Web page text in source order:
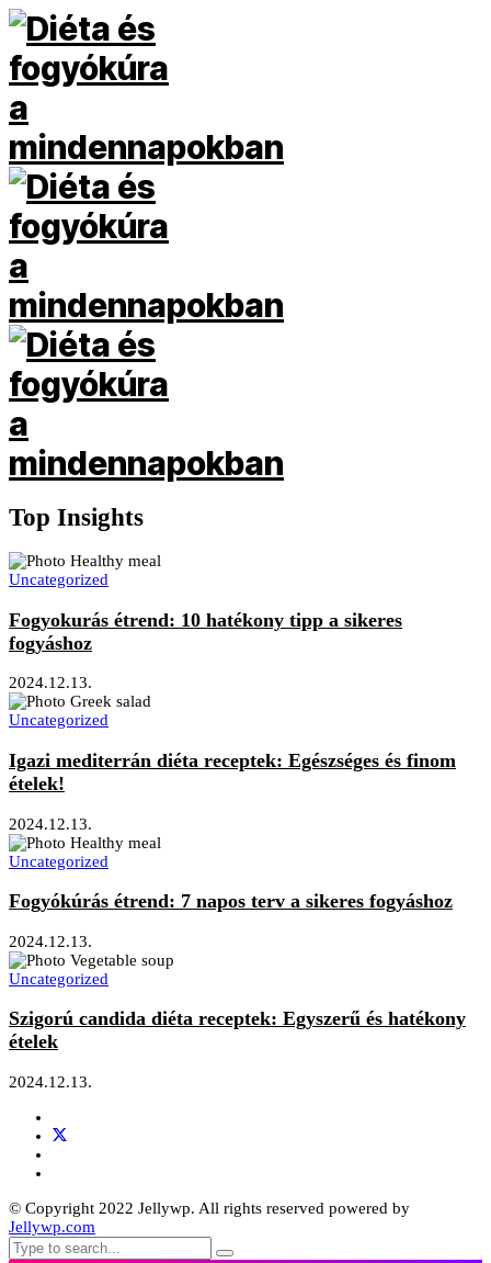
Top Insights
Uncategorized
Fogyokurás étrend: 10 hatékony tipp a sikeres
fogyáshoz
2024.12.13.
Uncategorized
Igazi mediterrán diéta receptek: Egészséges és finom
ételek!
2024.12.13.
Uncategorized
Fogyókúrás étrend: 7 napos terv a sikeres fogyáshoz
2024.12.13.
Uncategorized
Szigorú candida diéta receptek: Egyszerű és hatékony
ételek
2024.12.13.
© Copyright 2022 Jellywp. All rights reserved powered by
Jellywp.com